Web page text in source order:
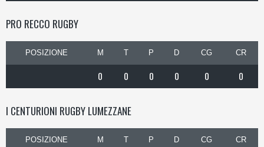
PRO RECCO RUGBY
POSIZIONE M T P D CG CR
0 0 0 0 0 0
I CENTURIONI RUGBY LUMEZZANE
POSIZIONE M T P D CG CR